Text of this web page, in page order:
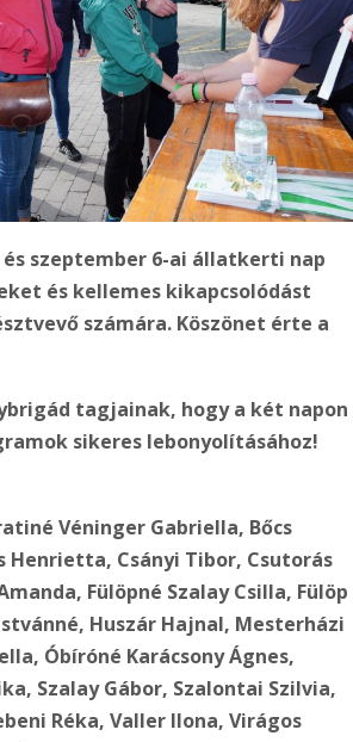
és szeptember 6-ai állatkerti nap
és kellemes kikapcsolódást
számára. Köszönet érte a
tagjainak, hogy a két napon
sikeres lebonyolításához!
Véninger Gabriella, Bőcs
Henrietta, Csányi Tibor, Csutorás
Fülöpné Szalay Csilla, Fülöp
Huszár Hajnal, Mesterházi
Óbíróné Karácsony Ágnes,
Szalay Gábor, Szalontai Szilvia,
Réka, Valler Ilona, Virágos